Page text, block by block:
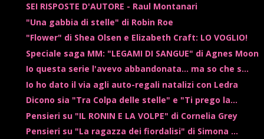
SEI RISPOSTE D'AUTORE - Raul Montanari
"Una gabbia di stelle" di Robin Roe
"Flower" di Shea Olsen e Elizabeth Craft: LO VOGLIO!
Speciale saga MM: "LEGAMI DI SANGUE" di Agnes Moon
Io questa serie l'avevo abbandonata... ma so che s...
Io ho dato il via agli auto-regali natalizi con Ledra
Dicono sia "Tra Colpa delle stelle" e "Ti prego la...
Pensieri su "IL RONIN E LA VOLPE" di Cornelia Grey
Pensieri su "La ragazza dei fiordalisi" di Simona ...